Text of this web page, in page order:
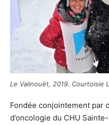
Le Valinouët, 2019. Courtoisie
Fondée conjointement par
d’oncologie du CHU